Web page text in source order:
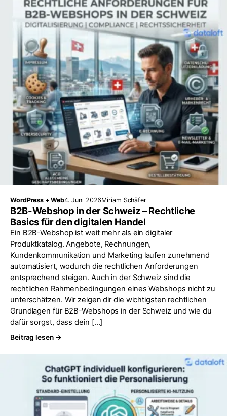
WordPress + Web4. Juni 2026Miriam Schäfer
B2B-Webshop in der Schweiz – Rechtliche
Basics für den digitalen Handel
Ein B2B-Webshop ist weit mehr als ein digitaler
Produktkatalog. Angebote, Rechnungen,
Kundenkommunikation und Marketing laufen zunehmend
automatisiert, wodurch die rechtlichen Anforderungen
entsprechend steigen. Auch in der Schweiz sind die
rechtlichen Rahmenbedingungen eines Webshops nicht zu
unterschätzen. Wir zeigen dir die wichtigsten rechtlichen
Grundlagen für B2B-Webshops in der Schweiz und wie du
dafür sorgst, dass dein […]
Beitrag lesen →